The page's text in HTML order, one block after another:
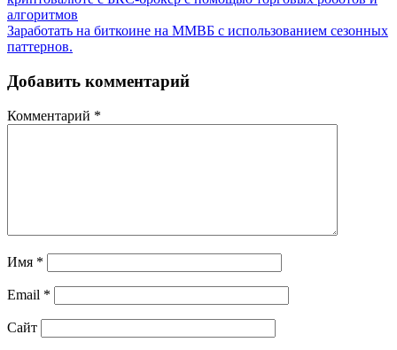
алгоритмов
Заработать на биткоине на ММВБ с использованием сезонных
паттернов.
Добавить комментарий
Комментарий *
Имя *
Email *
Сайт